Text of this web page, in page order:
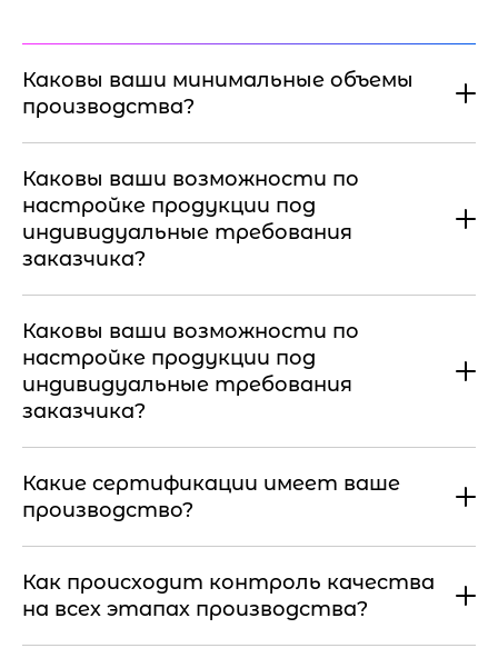
Каковы ваши минимальные объемы
производства?
Каковы ваши возможности по
настройке продукции под
индивидуальные требования
заказчика?
Каковы ваши возможности по
настройке продукции под
индивидуальные требования
заказчика?
Какие сертификации имеет ваше
производство?
Как происходит контроль качества
на всех этапах производства?